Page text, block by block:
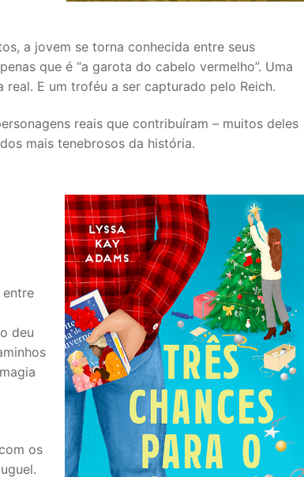
a jovem se torna conhecida entre seus
que é “a garota do cabelo vermelho”. Uma
E um troféu a ser capturado pelo Reich.
reais que contribuíram – muitos deles
mais tenebrosos da história.
deu
os